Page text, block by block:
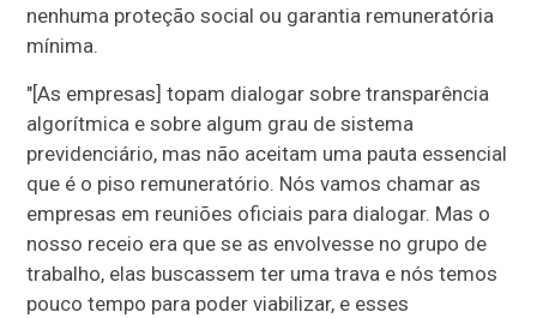
nenhuma proteção social ou garantia remuneratória
mínima.
"[As empresas] topam dialogar sobre transparência
algorítmica e sobre algum grau de sistema
previdenciário, mas não aceitam uma pauta essencial
que é o piso remuneratório. Nós vamos chamar as
empresas em reuniões oficiais para dialogar. Mas o
nosso receio era que se as envolvesse no grupo de
trabalho, elas buscassem ter uma trava e nós temos
pouco tempo para poder viabilizar, e esses